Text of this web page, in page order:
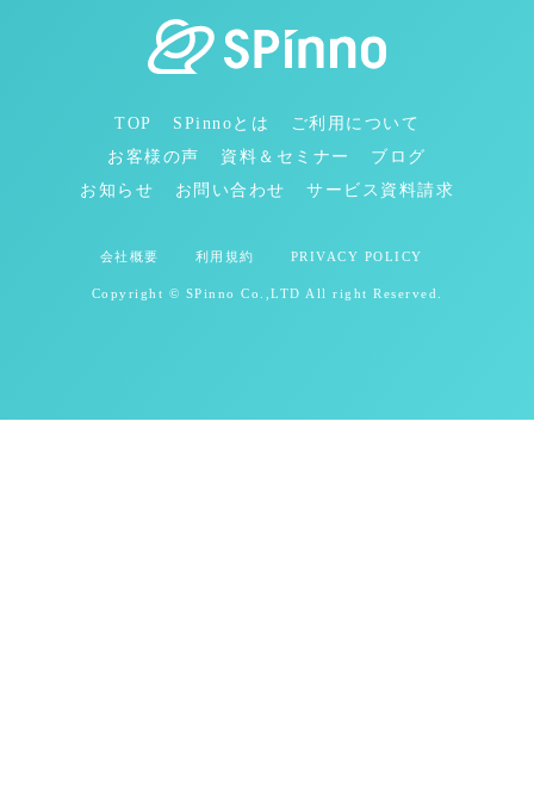
TOP SPinnoとは
ご利用について
お客様の声
資料＆セミナー
ブログ
お知らせ
お問い合わせ サービス資料請求
会社概要 利用規約 PRIVACY POLICY
Copyright © SPinno Co.,LTD All right Reserved.